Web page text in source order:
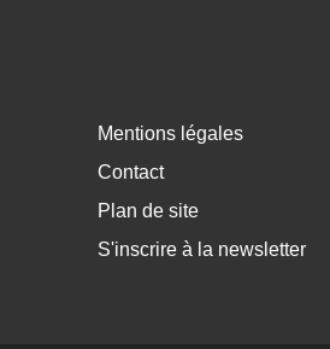
Mentions légales
Contact
Plan de site
S'inscrire à la newsletter